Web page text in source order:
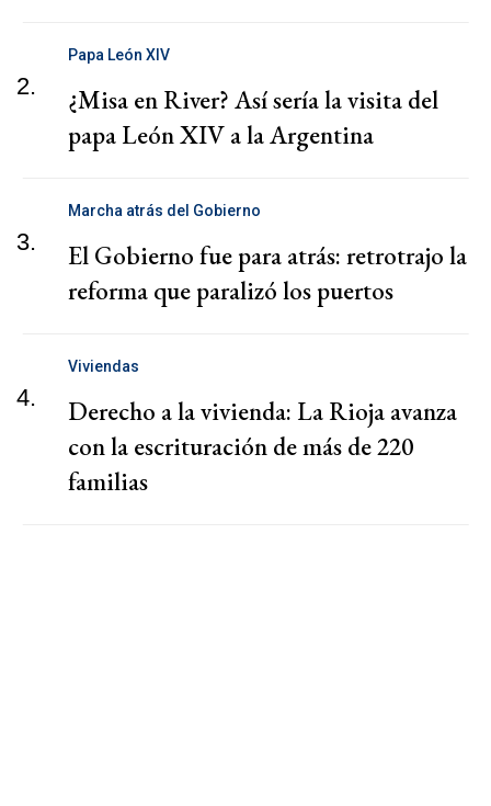
2.
Papa León XIV
¿Misa en River? Así sería la visita del
papa León XIV a la Argentina
3.
Marcha atrás del Gobierno
El Gobierno fue para atrás: retrotrajo la
reforma que paralizó los puertos
4.
Viviendas
Derecho a la vivienda: La Rioja avanza
con la escrituración de más de 220
familias